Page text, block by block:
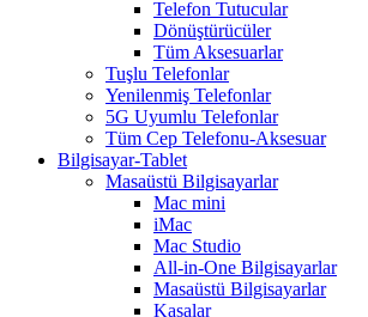
Telefon Tutucular
Dönüştürücüler
Tüm Aksesuarlar
Tuşlu Telefonlar
Yenilenmiş Telefonlar
5G Uyumlu Telefonlar
Tüm Cep Telefonu-Aksesuar
Bilgisayar-Tablet
Masaüstü Bilgisayarlar
Mac mini
iMac
Mac Studio
All-in-One Bilgisayarlar
Masaüstü Bilgisayarlar
Kasalar